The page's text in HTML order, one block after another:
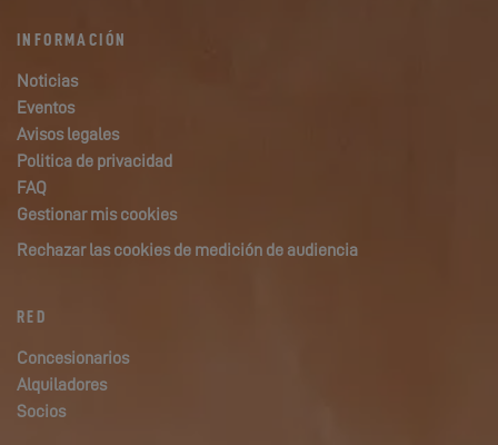
INFORMACIÓN
Noticias
Eventos
Avisos legales
Politica de privacidad
FAQ
Gestionar mis cookies
Rechazar las cookies de medición de audiencia
RED
Concesionarios
Alquiladores
Socios